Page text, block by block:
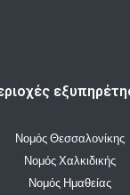
Νομός Θεσσαλονίκης
Νομός Χαλκιδικής
Νομός Ημαθείας